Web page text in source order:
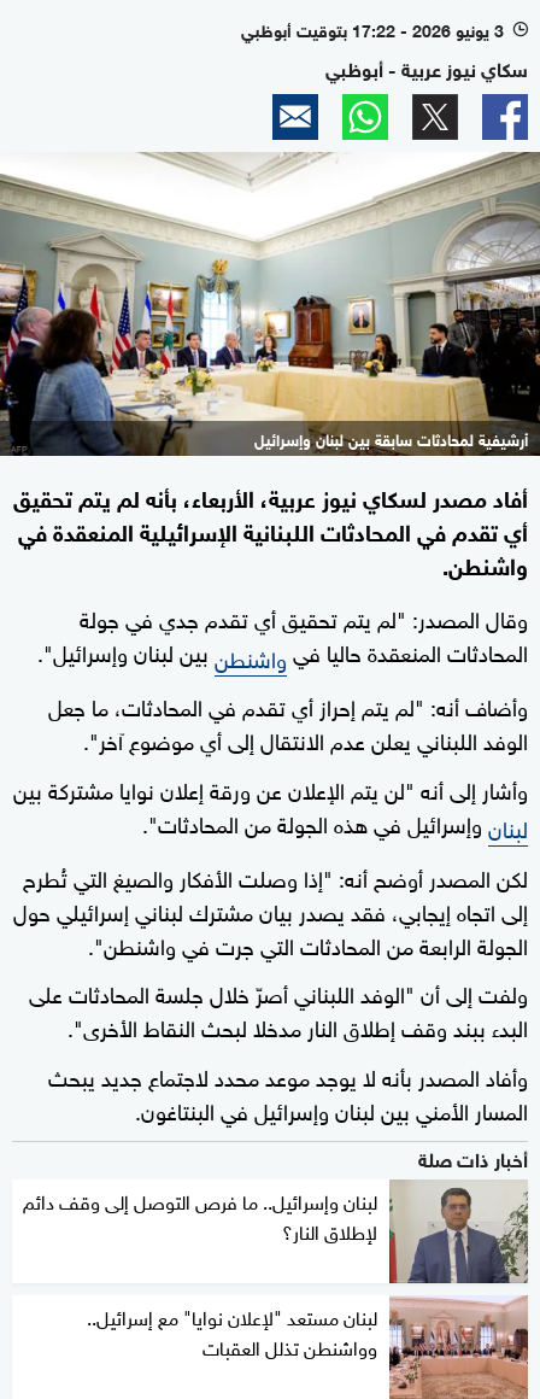
l 3 يونيو 2026 - 17:22 بتوقيت أبوظبي
سكاي نيوز عربية - أبوظبي
أرشيفية لمحادثات سابقة بين لبنان وإسرائيل
أفاد مصدر لسكاي نيوز عربية، الأربعاء، بأنه لم يتم تحقيق
أي تقدم في المحادثات اللبنانية الإسرائيلية المنعقدة في
واشنطن.
وقال المصدر: "لم يتم تحقيق أي تقدم جدي في جولة
المحادثات المنعقدة حاليا فيواشنطنبين لبنان وإسرائيل".
وأضاف أنه: "لم يتم إحراز أي تقدم في المحادثات، ما جعل
الوفد اللبناني يعلن عدم الانتقال إلى أي موضوع آخر".
وأشار إلى أنه "لن يتم الإعلان عن ورقة إعلان نوايا مشتركة بين
لبنانوإسرائيل في هذه الجولة من المحادثات".
لكن المصدر أوضح أنه: "إذا وصلت الأفكار والصيغ التي تُطرح
إلى اتجاه إيجابي، فقد يصدر بيان مشترك لبناني إسرائيلي حول
الجولة الرابعة من المحادثات التي جرت في واشنطن".
ولفت إلى أن "الوفد اللبناني أصرّ خلال جلسة المحادثات على
البدء ببند وقف إطلاق النار مدخلا لبحث النقاط الأخرى".
وأفاد المصدر بأنه لا يوجد موعد محدد لاجتماع جديد يبحث
المسار الأمني بين لبنان وإسرائيل في البنتاغون.
أخبار ذات صلة
لبنان وإسرائيل.. ما فرص التوصل إلى وقف دائم
لإطلاق النار؟
لبنان مستعد "لإعلان نوايا" مع إسرائيل..
وواشنطن تذلل العقبات